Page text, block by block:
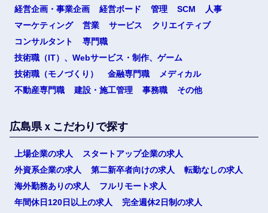
選択する
選択する
選択する
選択する
選択する
経営企画・事業企画 経営ボード 管理 SCM
人事
マーケティング
営業 サービス
クリエイティブ
コンサルタント
専門職
技術職（IT）、Webサービス・制作、ゲーム
技術職（モノづくり）
金融専門職
メディカル
不動産専門職
建設・施工管理 事務職 その他
広島県ｘこだわりで探す
上場企業の求人
スタートアップ企業の求人
外資系企業の求人
第二新卒者向けの求人
転勤なしの求人
海外勤務ありの求人
フルリモート求人
年間休日120日以上の求人
完全週休2日制の求人